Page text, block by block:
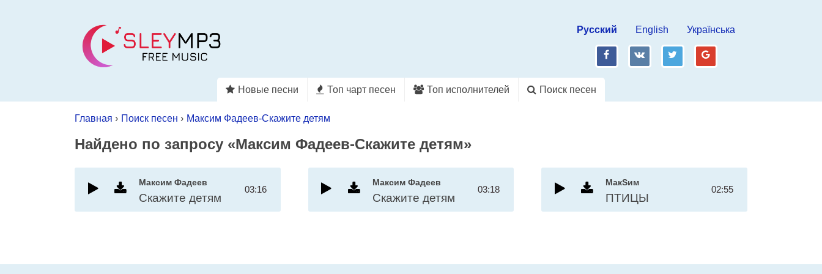
Русский English Українська
fb vk tw gp
Новые песни Топ чарт песен Топ исполнителей Поиск песен
Главная › Поиск песен › Максим Фадеев-Скажите детям
Найдено по запросу «Максим Фадеев-Скажите детям»
Максим Фадеев
Скажите детям
03:16
Максим Фадеев
Скажите детям
03:18
МакSим
ПТИЦЫ
02:55